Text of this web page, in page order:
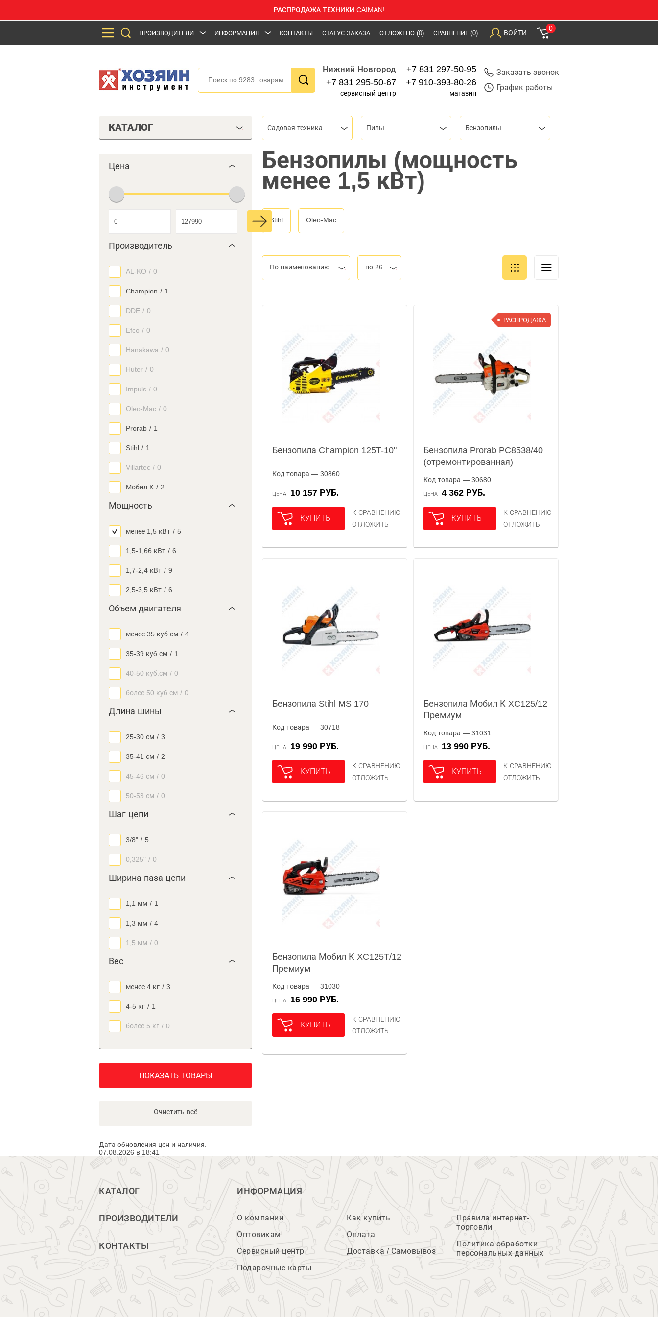
РАСПРОДАЖА ТЕХНИКИ CAIMAN!
ПРОИЗВОДИТЕЛИ ИНФОРМАЦИЯ КОНТАКТЫ СТАТУС ЗАКАЗА ОТЛОЖЕНО (0) СРАВНЕНИЕ (0) ВОЙТИ
0
Нижний Новгород
+7 831 295-50-67
сервисный центр
+7 831 297-50-95
+7 910-393-80-26
магазин
Заказать звонок
График работы
КАТАЛОГ
Цена
Производитель
AL-KO / 0
Champion / 1
DDE / 0
Efco / 0
Hanakawa / 0
Huter / 0
Impuls / 0
Oleo-Mac / 0
Prorab / 1
Stihl / 1
Villartec / 0
Мобил К / 2
Мощность
менее 1,5 кВт / 5
1,5-1,66 кВт / 6
1,7-2,4 кВт / 9
2,5-3,5 кВт / 6
Объем двигателя
менее 35 куб.см / 4
35-39 куб.см / 1
40-50 куб.см / 0
более 50 куб.см / 0
Длина шины
25-30 см / 3
35-41 см / 2
45-46 см / 0
50-53 см / 0
Шаг цепи
3/8" / 5
0,325" / 0
Ширина паза цепи
1,1 мм / 1
1,3 мм / 4
1,5 мм / 0
Вес
менее 4 кг / 3
4-5 кг / 1
более 5 кг / 0
ПОКАЗАТЬ ТОВАРЫ
Очистить всё
Дата обновления цен и наличия:
07.08.2026 в 18:41
Садовая техника Пилы Бензопилы
Бензопилы (мощность
менее 1,5 кВт)
Stihl Oleo-Mac
По наименованию по 26
Бензопила Champion 125T-10"
Код товара — 30860
ЦЕНА 10 157 РУБ.
КУПИТЬ
К СРАВНЕНИЮ
ОТЛОЖИТЬ
РАСПРОДАЖА
Бензопила Prorab PC8538/40
(отремонтированная)
Код товара — 30680
ЦЕНА 4 362 РУБ.
КУПИТЬ
К СРАВНЕНИЮ
ОТЛОЖИТЬ
Бензопила Stihl MS 170
Код товара — 30718
ЦЕНА 19 990 РУБ.
КУПИТЬ
К СРАВНЕНИЮ
ОТЛОЖИТЬ
Бензопила Мобил К XC125/12
Премиум
Код товара — 31031
ЦЕНА 13 990 РУБ.
КУПИТЬ
К СРАВНЕНИЮ
ОТЛОЖИТЬ
Бензопила Мобил К XC125T/12
Премиум
Код товара — 31030
ЦЕНА 16 990 РУБ.
КУПИТЬ
К СРАВНЕНИЮ
ОТЛОЖИТЬ
КАТАЛОГ
ПРОИЗВОДИТЕЛИ
КОНТАКТЫ
ИНФОРМАЦИЯ
О компании
Оптовикам
Сервисный центр
Подарочные карты
Как купить
Оплата
Доставка / Самовывоз
Правила интернет-
торговли
Политика обработки
персональных данных